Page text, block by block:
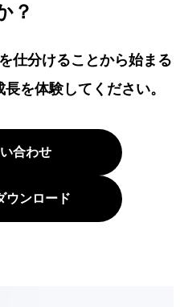
？
仕分けることから始まる
を体験してください。
合わせ
ウンロード